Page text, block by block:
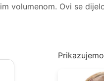
volumenom. Ovi se